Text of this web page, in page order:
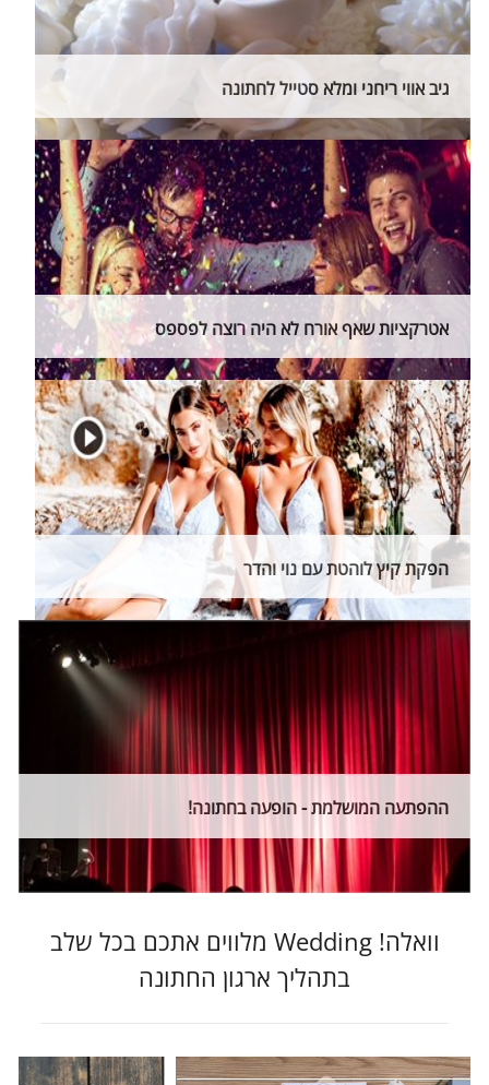
גיב אווי ריחני ומלא סטייל לחתונה
אטרקציות שאף אורח לא היה רוצה לפספס
הפקת קיץ לוהטת עם נוי והדר
ההפתעה המושלמת - הופעה בחתונה!
וואלה! Wedding מלווים אתכם בכל שלב
בתהליך ארגון החתונה